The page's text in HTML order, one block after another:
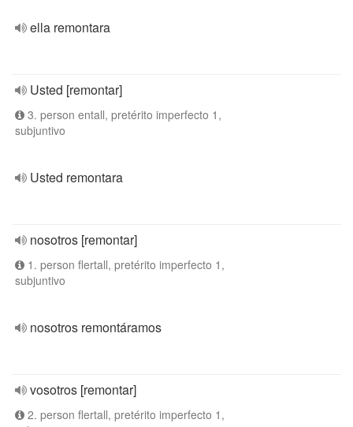
ella remontara
Usted [remontar]
3. person entall, pretérito imperfecto 1,
subjuntivo
Usted remontara
nosotros [remontar]
1. person flertall, pretérito imperfecto 1,
subjuntivo
nosotros remontáramos
vosotros [remontar]
2. person flertall, pretérito imperfecto 1,